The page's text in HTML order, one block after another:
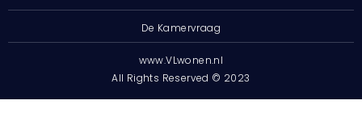
De Kamervraag
www.VLwonen.nl
All Rights Reserved © 2023